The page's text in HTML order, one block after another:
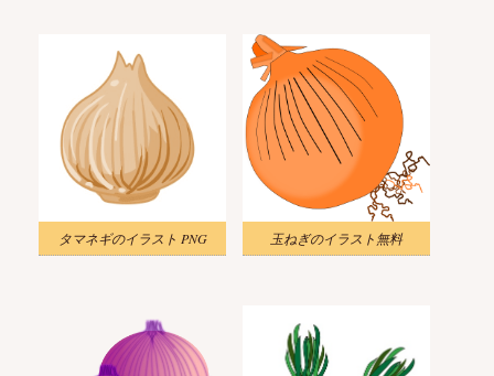
タマネギのイラスト PNG 玉ねぎのイラスト無料